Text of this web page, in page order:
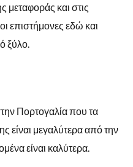
μεταφοράς και στις
επιστήμονες εδώ και
ξύλο.
Πορτογαλία που τα
είναι μεγαλύτερα από την
είναι καλύτερα.